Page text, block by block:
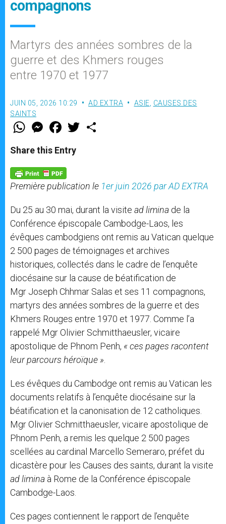
compagnons
Martyrs des années sombres de la
guerre et des Khmers rouges
entre 1970 et 1977
JUIN 05, 2026 10:29 AD EXTRA ASIE CAUSES DES
SAINTS
W
t
s
p
p
M
e
s
e
g
e
r
F
a
e
b
o
k
w
Share this Entry
Première publication le 1er juin 2026 par AD EXTRA
Du 25 au 30 mai, durant la visite ad limina de la
Conférence épiscopale Cambodge-Laos, les
évêques cambodgiens ont remis au Vatican quelque
2 500 pages de témoignages et archives
historiques, collectés dans le cadre de l’enquête
diocésaine sur la cause de béatification de
Mgr Joseph Chhmar Salas et ses 11 compagnons,
martyrs des années sombres de la guerre et des
Khmers Rouges entre 1970 et 1977. Comme l’a
rappelé Mgr Olivier Schmitthaeusler, vicaire
apostolique de Phnom Penh, « ces pages racontent
leur parcours héroïque »
Les évêques du Cambodge ont remis au Vatican les
documents relatifs à l’enquête diocésaine sur la
béatification et la canonisation de 12 catholiques.
Mgr Olivier Schmitthaeusler, vicaire apostolique de
Phnom Penh, a remis les quelque 2 500 pages
scellées au cardinal Marcello Semeraro, préfet du
dicastère pour les Causes des saints, durant la visite
ad limina à Rome de la Conférence épiscopale
Cambodge-Laos.
Ces pages contiennent le rapport de l’enquête